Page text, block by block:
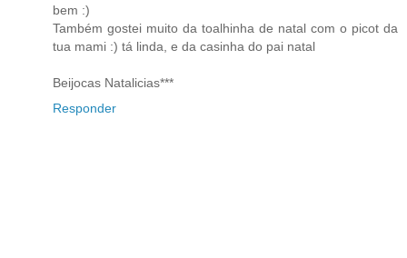
bem :)
Também gostei muito da toalhinha de natal com o picot da
tua mami :) tá linda, e da casinha do pai natal
Beijocas Natalicias***
Responder